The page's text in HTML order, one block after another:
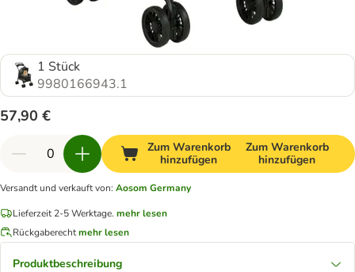
1 Stück
9980166943.1
57,90 €
Zum Warenkorb
hinzufügen
Zum Warenkorb
hinzufügen
Versandt und verkauft von: Aosom Germany
Lieferzeit 2-5 Werktage. mehr lesen
Rückgaberechtmehr lesen
Produktbeschreibung